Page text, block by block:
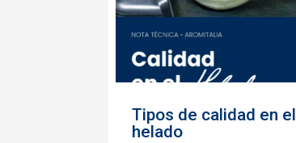
Tipos de calidad en el
helado